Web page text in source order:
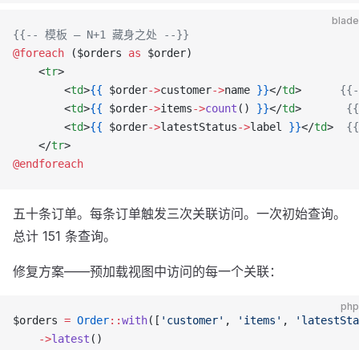
blade
{{-- 模板 — N+1 藏身之处 --}}
@foreach
($orders as $order)
    <
tr>
        <
td>{{ $order->customer->name }}</td>
        <
td>{{ $order->items->count () }}</td>
        <
td>{{ $order->latestStatus->label }}</td>
    </
tr>
@endforeach
五十条订单。每条订单触发三次关联访问。一次初始查询。
总计 151 条查询。
修复方案——预加载视图中访问的每一个关联：
php
$orders = Order::with([ 'customer' , 'items' ,
    ->
latest ()